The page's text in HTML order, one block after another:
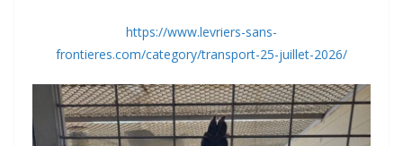
https://www.levriers-sans-
frontieres.com/category/transport-25-juillet-2026/